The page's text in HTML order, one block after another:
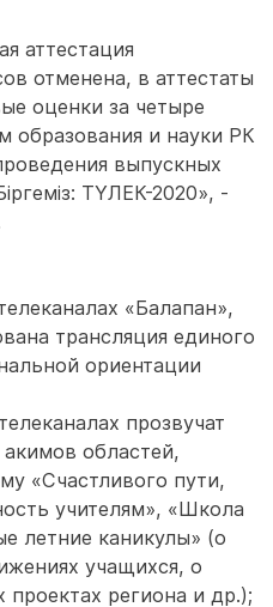
аттестация
отменена, в аттестаты
оценки за четыре
образования и науки РК
выпускных
ТҮЛЕК-2020», -
«Балапан»,
трансляция единого
ориентации
прозвучат
областей,
«Счастливого пути,
учителям», «Школа
летние каникулы» (о
учащихся, о
региона и др.);